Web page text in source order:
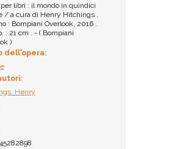
libri : il mondo in quindici
/ a cura di Henry Hitchings .
: Bompiani Overlook, 2016 .
; 21 cm . - ( Bompiani
)
dell'opera:
Henry